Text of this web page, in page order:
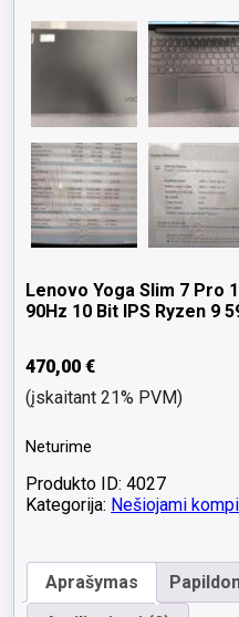
Lenovo Yoga Slim 7 Pro
90Hz 10 Bit IPS Ryzen 9
470,00€
(įskaitant 21% PVM)
Neturime
Produkto ID: 4027
Kategorija: Nešiojami
Aprašymas